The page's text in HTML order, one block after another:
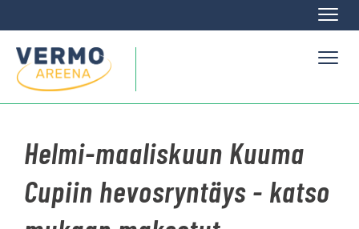
Helmi-maaliskuun Kuuma
Cupiin hevosryntäys - katso